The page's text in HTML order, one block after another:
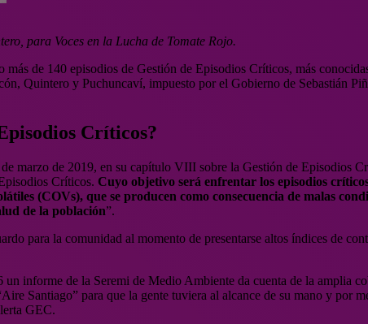
para Voces en la Lucha de Tomate Rojo.
más de 140 episodios de Gestión de Episodios Críticos, más
Quintero y Puchuncaví, impuesto por el Gobierno de Sebastián
Críticos?
marzo de 2019, en su capítulo VIII sobre la Gestión de Episodios
Críticos. Cuyo objetivo será enfrentar los episodios
(COVs), que se producen como consecuencia de malas
de la población”.
para la comunidad al momento de presentarse altos índices de
informe de la Seremi de Medio Ambiente da cuenta de la amplia
Santiago” para que la gente tuviera al alcance de su mano y por
GEC.